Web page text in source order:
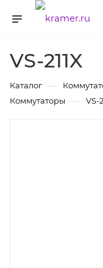
VS-211X
Каталог —
Коммутаторы — VS-